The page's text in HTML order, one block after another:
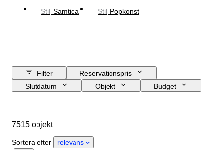
Stil Samtida Stil Popkonst
Filter
Reservationspris
Slutdatum
Objekt
Budget
Period
Utgåva nr.
7515 objekt
Sortera efter relevans